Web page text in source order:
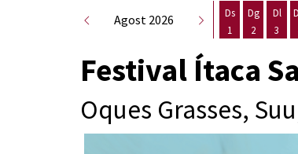
Agost 2026
Ds
1
Dg
2
Dl
3
Festival Ítaca
Oques Grasses,